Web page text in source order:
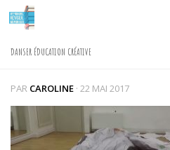
Skip to content
DANSER ÉDUCATION CRÉATIVE
PAR CAROLINE · 22 MAI 2017